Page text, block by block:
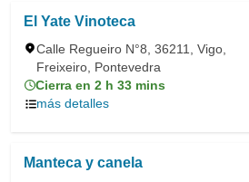
El Yate Vinoteca
Calle Regueiro N°8, 36211, Vigo,
Freixeiro, Pontevedra
Cierra en 2 h 33 mins
más detalles
Manteca y canela